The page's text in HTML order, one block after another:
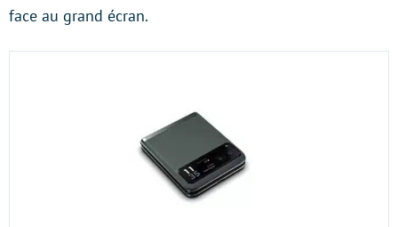
face au grand écran.